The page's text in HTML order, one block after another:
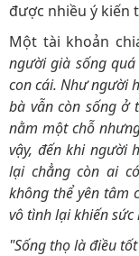
được nhiều ý kiến
Một tài khoản
người già sống
con cái. Như người
bà vẫn còn sống ở
nằm một chỗ
vậy, đến khi người
lại chẳng còn ai
không thể yên tâm
vô tình lại khiến
"Sống thọ là điều